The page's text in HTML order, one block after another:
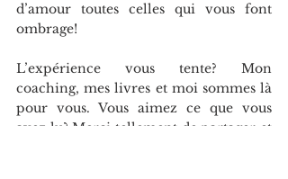
d’amour toutes celles qui vous font
ombrage!
L’expérience vous tente? Mon
coaching, mes livres et moi sommes là
pour vous. Vous aimez ce que vous
avez lu? Merci tellement de partager et